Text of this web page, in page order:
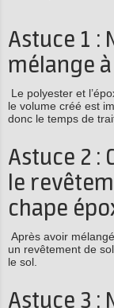
Astuce 1 :
mélange
Le polyester et
le volume créé est
donc le temps de
Astuce 2 :
le
chape
Après avoir
un revêtement de
le sol.
Astuce 3 :